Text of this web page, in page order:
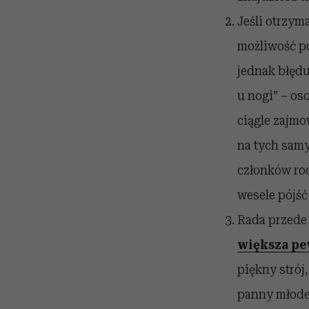
Jeśli
możliwość
jednak
u nogi” –
ciągle
na tych
członków
wesele
Rada
większa
piękny
panny